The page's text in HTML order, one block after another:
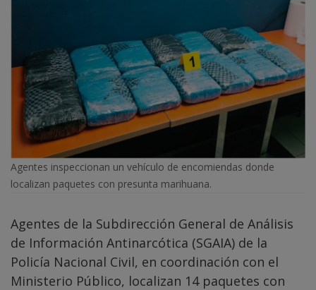
Agentes inspeccionan un vehículo de encomiendas donde
localizan paquetes con presunta marihuana.
Agentes de la Subdirección General de Análisis
de Información Antinarcótica (SGAIA) de la
Policía Nacional Civil, en coordinación con el
Ministerio Público, localizan 14 paquetes con